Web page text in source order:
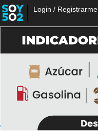
Login / Registrarme